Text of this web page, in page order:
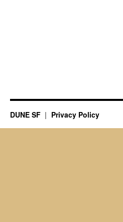
DUNE SF Privacy Policy